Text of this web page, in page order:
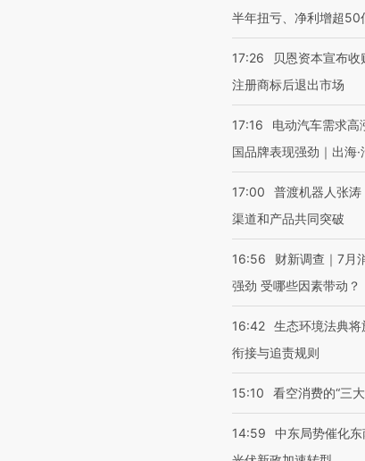
半年扭亏、净利增超50
17:26
贝恩资本宣布
注册商标后退出市场
17:16
电动汽车需求高
国品牌表现强劲｜出海·
17:00
普渡机器人张涛
渠道和产品共同突破
16:56
财新调查｜7月
强劲 受哪些因素带动？
16:42 生态环境法典
衔接与追责规则
15:10 看空消费的“三
14:59
中东局势催化